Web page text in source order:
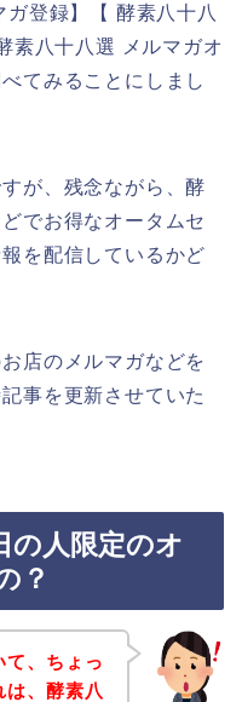
登録】【 酵素八十八
素八十八選 メルマガオ
てみることにしまし
が、残念ながら、酵
でお得なオータムセ
を配信しているかど
店のメルマガなどを
事を更新させていた
の人限定のオ
？
て、ちょっ
は、酵素八